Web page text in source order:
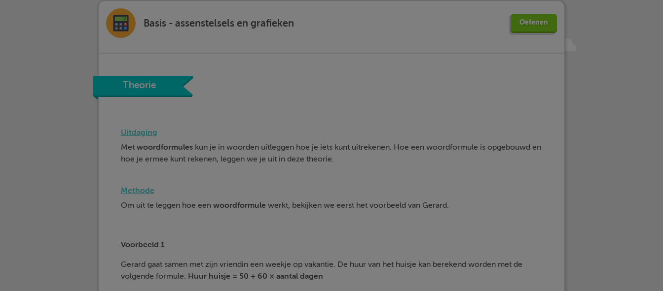
Basis - assenstelsels en grafieken Oefenen
Theorie
Uitdaging
Met woordformuleskun je in woorden uitleggen hoe je iets kunt uitrekenen. Hoe een woordformule is opgebouwd en
hoe je ermee kunt rekenen, leggen we je uit in deze theorie.
Methode
Om uit te leggen hoe een woordformule werkt, bekijken we eerst het voorbeeld van Gerard.
Voorbeeld 1
Gerard gaat samen met zijn vriendin een weekje op vakantie. De huur van het huisje kan berekend worden met de
volgende formule: Huur huisje = 50 + 60 × aantal dagen